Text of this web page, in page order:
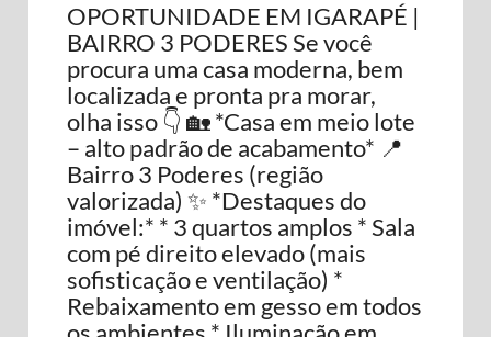
OPORTUNIDADE EM IGARAPÉ |
BAIRRO 3 PODERES Se você
procura uma casa moderna, bem
localizada e pronta pra morar,
olha isso 👇 🏡 *Casa em meio lote
– alto padrão de acabamento* 📍
Bairro 3 Poderes (região
valorizada) ✨ *Destaques do
imóvel:* * 3 quartos amplos * Sala
com pé direito elevado (mais
sofisticação e ventilação) *
Rebaixamento em gesso em todos